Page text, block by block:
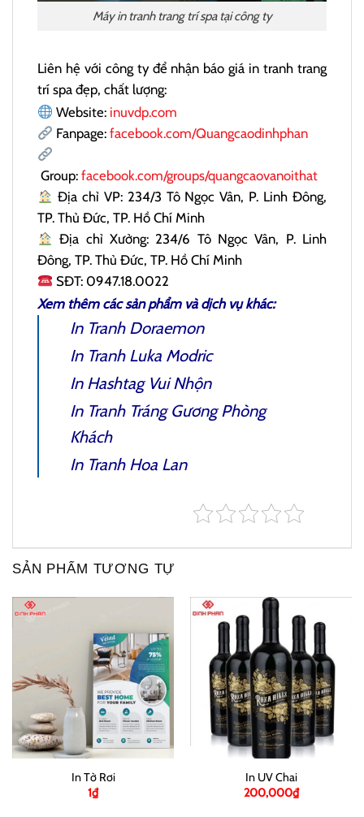
Máy in tranh trang trí spa tại công ty
Liên hệ với công ty để nhận báo giá in tranh trang
trí spa đẹp, chất lượng:
Website: inuvdp.com
Fanpage: facebook.com/Quangcaodinhphan
Group: facebook.com/groups/quangcaovanoithat
Địa chỉ VP: 234/3 Tô Ngọc Vân, P. Linh Đông,
TP. Thủ Đức, TP. Hồ Chí Minh
Địa chỉ Xưởng: 234/6 Tô Ngọc Vân, P. Linh
Đông, TP. Thủ Đức, TP. Hồ Chí Minh
SĐT: 0947.18.0022
Xem thêm các sản phẩm và dịch vụ khác:
In Tranh Doraemon
In Tranh Luka Modric
In Hashtag Vui Nhộn
In Tranh Tráng Gương Phòng
Khách
In Tranh Hoa Lan
SẢN PHẨM TƯƠNG TỰ
In Tờ Rơi
1₫
In UV Chai
200,000₫